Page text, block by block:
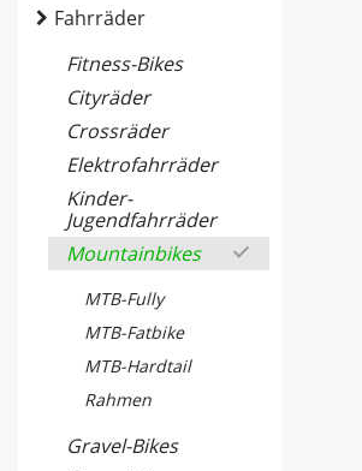
Fahrräder
Fitness-Bikes
Cityräder
Crossräder
Elektrofahrräder
Kinder-
Jugendfahrräder
Mountainbikes
MTB-Fully
MTB-Fatbike
MTB-Hardtail
Rahmen
Gravel-Bikes